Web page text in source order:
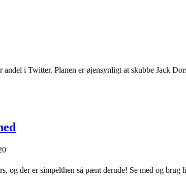
i Twitter. Planen er øjensynligt at skubbe Jack
og der er simpelthen så pænt derude! Se med og